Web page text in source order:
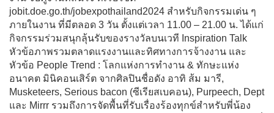
jobit.doe.go.th/jobexpothailand2024 สำหรับกิจกรรมเด่น ๆ
ภายในงาน ที่มีตลอด 3 วัน ตั้งแต่เวลา 11.00 – 21.00 น. ได้แก่
กิจกรรมร่วมสนุกลุ้นรับของรางวัลบนเวที Inspiration Talk
หัวข้อภาพรวมตลาดแรงงานและทิศทางการจ้างงาน และ
หัวข้อ People Trend : โลกแห่งการทำงาน & ทักษะแห่ง
อนาคต มินิคอนเสิร์ต จากศิลปินชื่อดัง อาทิ ส้ม มารี,
Musketeers, Serious bacon (ซีเรียสเบคอน), Purpeech, Dept
และ Mirrr รวมถึงการจัดพื้นที่รับเรื่องร้องทุกข์สำหรับพี่น้อง